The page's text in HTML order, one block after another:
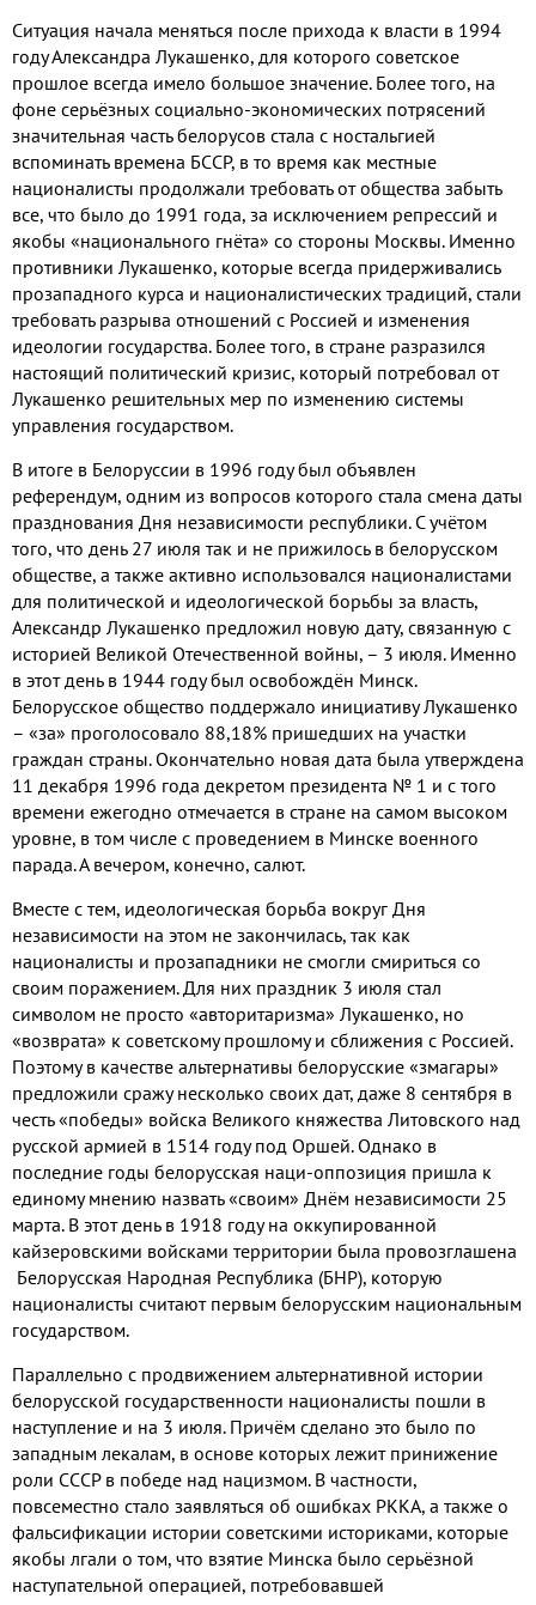
Ситуация начала меняться после прихода к власти в 1994
году Александра Лукашенко, для которого советское
прошлое всегда имело большое значение. Более того, на
фоне серьёзных социально-экономических потрясений
значительная часть белорусов стала с ностальгией
вспоминать времена БССР, в то время как местные
националисты продолжали требовать от общества забыть
все, что было до 1991 года, за исключением репрессий и
якобы «национального гнёта» со стороны Москвы. Именно
противники Лукашенко, которые всегда придерживались
прозападного курса и националистических традиций, стали
требовать разрыва отношений с Россией и изменения
идеологии государства. Более того, в стране разразился
настоящий политический кризис, который потребовал от
Лукашенко решительных мер по изменению системы
управления государством.
В итоге в Белоруссии в 1996 году был объявлен
референдум, одним из вопросов которого стала смена даты
празднования Дня независимости республики. С учётом
того, что день 27 июля так и не прижилось в белорусском
обществе, а также активно использовался националистами
для политической и идеологической борьбы за власть,
Александр Лукашенко предложил новую дату, связанную с
историей Великой Отечественной войны, – 3 июля. Именно
в этот день в 1944 году был освобождён Минск.
Белорусское общество поддержало инициативу Лукашенко
– «за» проголосовало 88,18% пришедших на участки
граждан страны.Окончательно новая дата была утверждена
11 декабря 1996 года декретом президента № 1 и с того
времени ежегодно отмечается в стране на самом высоком
уровне, в том числе с проведением в Минске военного
парада.А вечером, конечно, салют.
Вместе с тем, идеологическая борьба вокруг Дня
независимости на этом не закончилась, так как
националисты и прозападники не смогли смириться со
своим поражением.Для них праздник 3 июля стал
символом не просто «авторитаризма» Лукашенко, но
«возврата» к советскому прошлому и сближения с Россией.
Поэтому в качестве альтернативы белорусские «змагары»
предложили сражу несколько своих дат, даже 8 сентября в
честь «победы» войска Великого княжества Литовского над
русской армией в 1514 году под Оршей.Однако в
последние годы белорусская наци-оппозиция пришла к
единому мнению назвать «своим» Днём независимости 25
марта. В этот день в 1918 году на оккупированной
кайзеровскими войсками территории была провозглашена
Белорусская Народная Республика (БНР), которую
националисты считают первым белорусским национальным
государством.
Параллельно с продвижением альтернативной истории
белорусской государственности националисты пошли в
наступление и на 3 июля. Причём сделано это было по
западным лекалам, в основе которых лежит принижение
роли СССР в победе над нацизмом. В частности,
повсеместно стало заявляться об ошибках РККА, а также о
фальсификации истории советскими историками, которые
якобы лгали о том, что взятие Минска было серьёзной
наступательной операцией, потребовавшей